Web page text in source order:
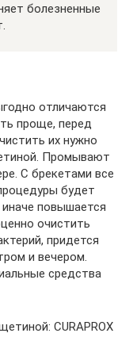
болезненные
отличаются
проще, перед
их нужно
Промывают
С брекетами все
будет
повышается
очистить
придется
и вечером.
средства
CURAPROX